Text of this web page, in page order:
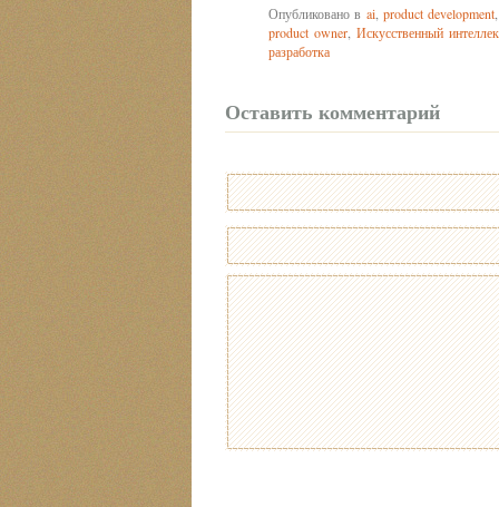
Опубликовано в ai, product development
product owner Искусственный
разработка
Оставить комментарий